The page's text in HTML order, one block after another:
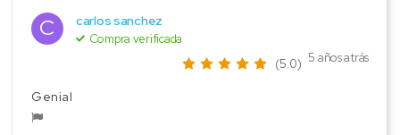
C carlos sanchez
Compra verificada
(5.0) 5 años atrás
Genial